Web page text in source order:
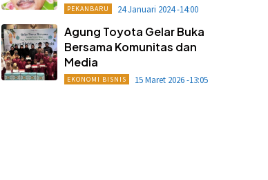
PEKANBARU 24 Januari 2024 -14:00
Agung Toyota Gelar Buka
Bersama Komunitas dan
Media
EKONOMI BISNIS 15 Maret 2026 -13:05